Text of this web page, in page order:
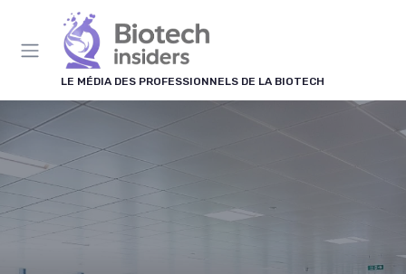
LE MÉDIA DES PROFESSIONNELS DE LA BIOTECH
Panneau de gestion des cookies